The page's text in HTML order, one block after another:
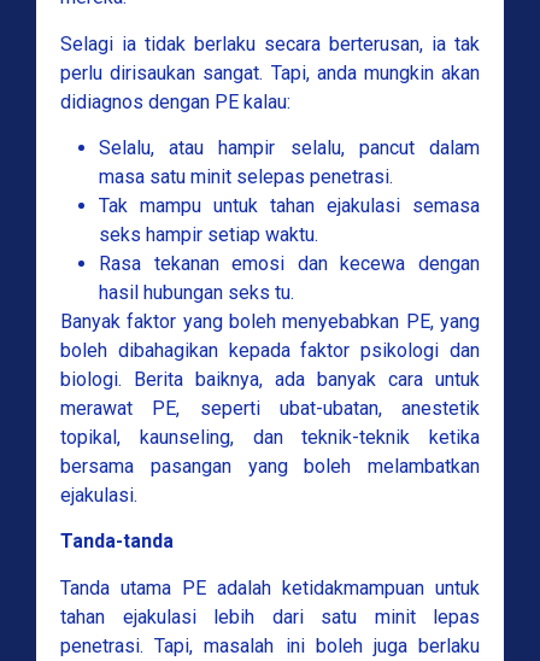
Selagi ia tidak berlaku secara berterusan, ia tak
perlu dirisaukan sangat. Tapi, anda mungkin akan
didiagnos dengan PE kalau:
Selalu, atau hampir selalu, pancut dalam
masa satu minit selepas penetrasi.
Tak mampu untuk tahan ejakulasi semasa
seks hampir setiap waktu.
Rasa tekanan emosi dan kecewa dengan
hasil hubungan seks tu.
Banyak faktor yang boleh menyebabkan PE, yang
boleh dibahagikan kepada faktor psikologi dan
biologi. Berita baiknya, ada banyak cara untuk
merawat PE, seperti ubat-ubatan, anestetik
topikal, kaunseling, dan teknik-teknik ketika
bersama pasangan yang boleh melambatkan
ejakulasi.
Tanda-tanda
Tanda utama PE adalah ketidakmampuan untuk
tahan ejakulasi lebih dari satu minit lepas
penetrasi. Tapi, masalah ini boleh juga berlaku